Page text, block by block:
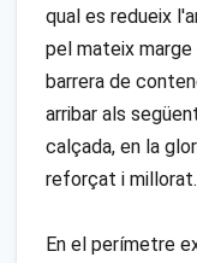
qual es redueix
pel mateix
barrera de
arribar als
calçada, en la
reforçat i millorat.
En el perímetre